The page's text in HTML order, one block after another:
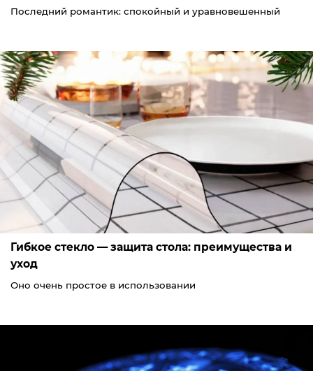
Последний романтик: спокойный и уравновешенный
Гибкое стекло — защита стола: преимущества и
уход
Оно очень простое в использовании